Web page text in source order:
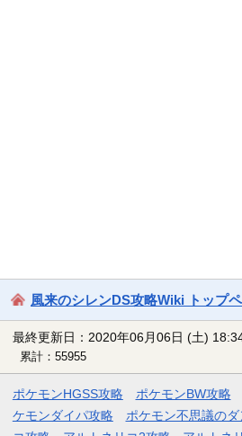
風来のシレンDS攻略Wiki トップ
最終更新日：2020年06月06日 (土)
累計：55955
ポケモンHGSS攻略 ポケモンBW攻略
ケモンダイパ攻略
ポケモン不思議の